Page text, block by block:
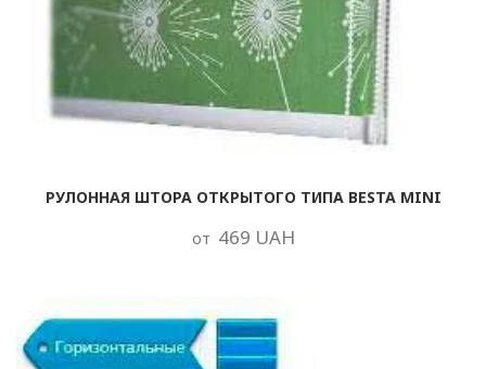
РУЛОННАЯ ШТОРА ОТКРЫТОГО ТИПА BESTA MINI
от 469 UAH